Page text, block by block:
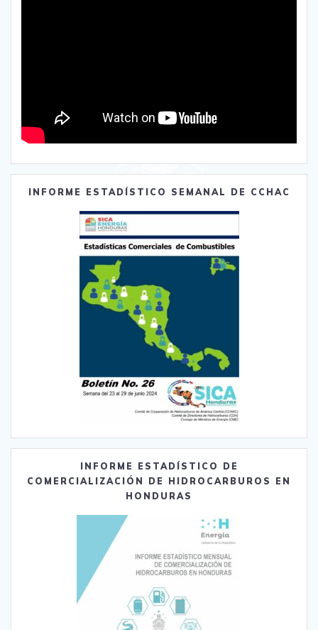
INFORME ESTADÍSTICO SEMANAL DE CCHAC
INFORME ESTADÍSTICO DE
COMERCIALIZACIÓN DE HIDROCARBUROS EN
HONDURAS